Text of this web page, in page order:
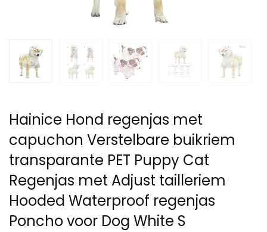
Hainice Hond regenjas met
capuchon Verstelbare buikriem
transparante PET Puppy Cat
Regenjas met Adjust tailleriem
Hooded Waterproof regenjas
Poncho voor Dog White S